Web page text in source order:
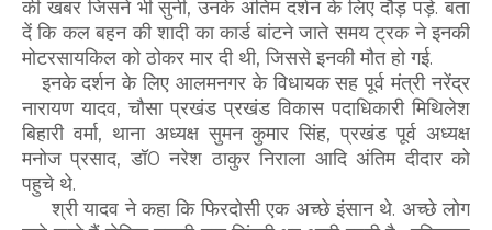
की खबर जिसने भी सुनी, उनके अंतिम दर्शन के लिए दौड़ पड़े. बता
दें कि कल बहन की शादी का कार्ड बांटने जाते समय ट्रक ने इनकी
मोटरसायकिल को ठोकर मार दी थी, जिससे इनकी मौत हो गई.
इनके दर्शन के लिए आलमनगर के विधायक सह पूर्व मंत्री नरेंद्र
नारायण यादव, चौसा प्रखंड प्रखंड विकास पदाधिकारी मिथिलेश
बिहारी वर्मा, थाना अध्यक्ष सुमन कुमार सिंह, प्रखंड पूर्व अध्यक्ष
मनोज प्रसाद, डॉ0 नरेश ठाकुर निराला आदि अंतिम दीदार को
पहुचे थे.
श्री यादव ने कहा कि फिरदोसी एक अच्छे इंसान थे. अच्छे लोग